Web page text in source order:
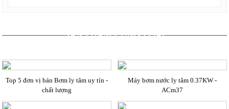
SẢN PHẨM CÙNG LOẠI
Top 5 đơn vị bán Bơm ly tâm uy tín -
chất lượng
Máy bơm nước ly tâm 0.37KW -
ACm37